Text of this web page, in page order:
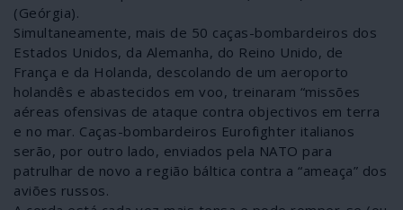
(Geórgia).
Simultaneamente, mais de 50 caças-bombardeiros dos
Estados Unidos, da Alemanha, do Reino Unido, de
França e da Holanda, descolando de um aeroporto
holandês e abastecidos em voo, treinaram “missões
aéreas ofensivas de ataque contra objectivos em terra
e no mar. Caças-bombardeiros Eurofighter italianos
serão, por outro lado, enviados pela NATO para
patrulhar de novo a região báltica contra a “ameaça” dos
aviões russos.